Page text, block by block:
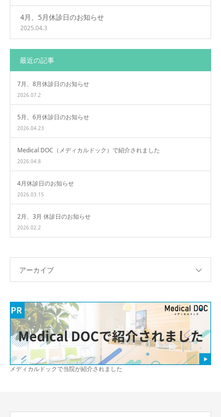
4月、5月休診日のお知らせ
2025.04.3
最近の記事
7月、8月休診日のお知らせ
2026.07.2
5月、6月休診日のお知らせ
2026.04.23
Medical DOC（メディカルドック）で紹介されました
2026.04.8
4月休診日のお知らせ
2026.03.15
2月、3月 休診日のお知らせ
2026.02.2
アーカイブ
メディカルドックで当院が紹介されました